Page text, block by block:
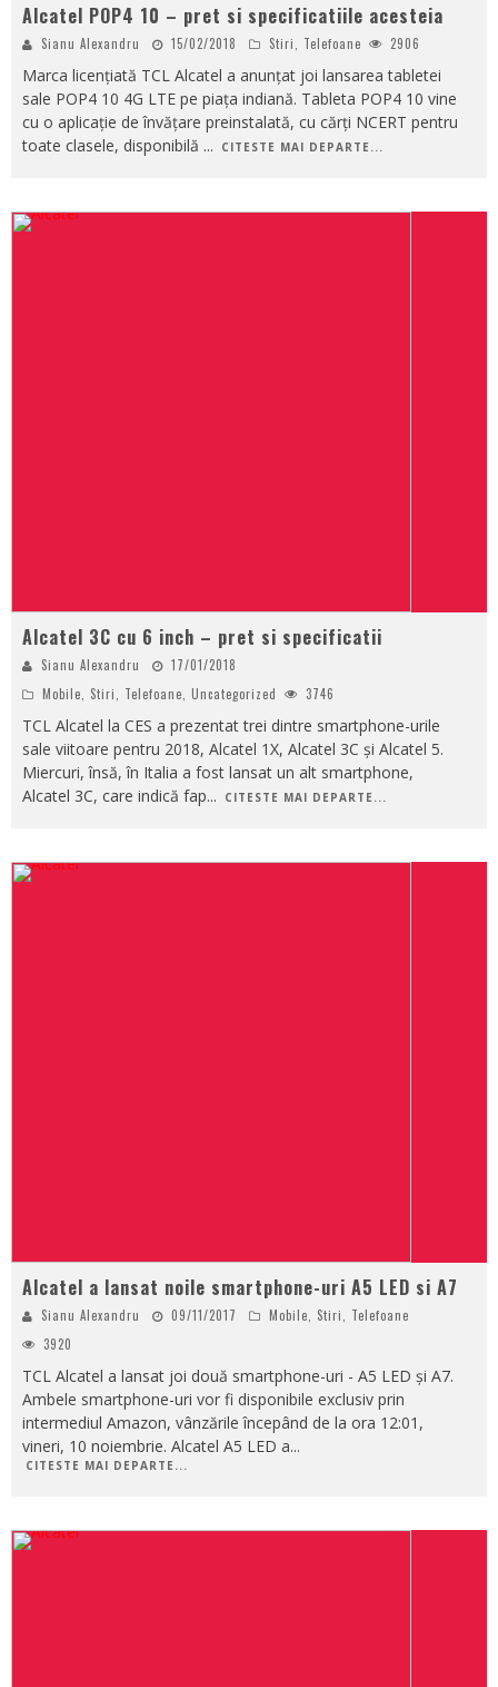
Alcatel POP4 10 – pret si specificatiile acesteia
Sianu Alexandru 15/02/2018 Stiri Telefoane 2906
Marca licențiată TCL Alcatel a anunțat joi lansarea tabletei
sale POP4 10 4G LTE pe piața indiană. Tableta POP4 10 vine
cu o aplicație de învățare preinstalată, cu cărți NCERT pentru
toate clasele, disponibilă ... CITESTE MAI DEPARTE...
Alcatel 3C cu 6 inch – pret si specificatii
Sianu Alexandru
17/01/2018
Mobile
Stiri Telefoane Uncategorized 3746
TCL Alcatel la CES a prezentat trei dintre smartphone-urile
sale viitoare pentru 2018, Alcatel 1X, Alcatel 3C și Alcatel 5.
Miercuri, însă, în Italia a fost lansat un alt smartphone,
Alcatel 3C, care indică fap... CITESTE MAI DEPARTE...
Alcatel a lansat noile smartphone-uri A5 LED si A7
Sianu Alexandru 09/11/2017 Mobile Stiri
Telefoane
3920
TCL Alcatel a lansat joi două smartphone-uri - A5 LED și A7.
Ambele smartphone-uri vor fi disponibile exclusiv prin
intermediul Amazon, vânzările începând de la ora 12:01,
vineri, 10 noiembrie. Alcatel A5 LED a...
CITESTE MAI DEPARTE...